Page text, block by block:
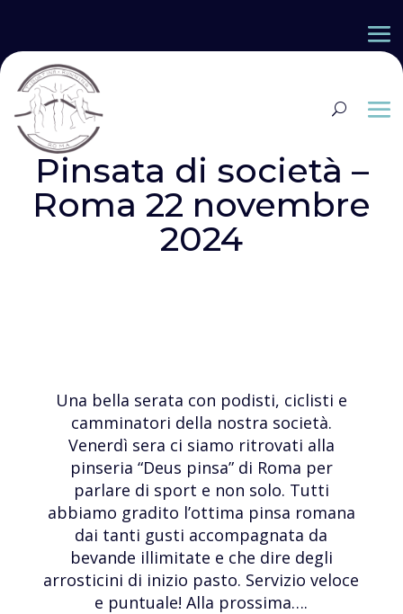
Pinsata di società –
Roma 22 novembre
2024
Una bella serata con podisti, ciclisti e
camminatori della nostra società.
Venerdì sera ci siamo ritrovati alla
pinseria “Deus pinsa” di Roma per
parlare di sport e non solo. Tutti
abbiamo gradito l’ottima pinsa romana
dai tanti gusti accompagnata da
bevande illimitate e che dire degli
arrosticini di inizio pasto. Servizio veloce
e puntuale! Alla prossima….